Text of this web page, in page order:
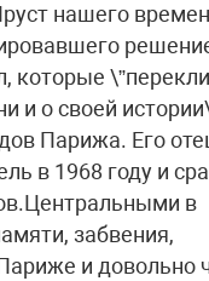
нашего
которые
и о своей
Парижа. Его
в 1968 году и
в
забвения,
и довольно